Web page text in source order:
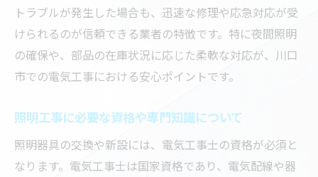
トラブルが発生した場合も、迅速な修理や応急対応が受
けられるのが信頼できる業者の特徴です。特に夜間照明
の確保や、部品の在庫状況に応じた柔軟な対応が、川口
市での電気工事における安心ポイントです。
照明工事に必要な資格や専門知識について
照明器具の交換や新設には、電気工事士の資格が必須と
なります。電気工事士は国家資格であり、電気配線や器